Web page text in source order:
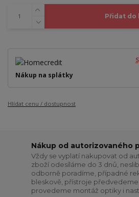
Přidat do
Nákup na splátky
Hlídat cenu / dostupnost
Nákup od autorizovaného
Vždy se vyplatí nakupovat od
zboží odesíláme do 3 dnů,
odborně poradíme, případné
bleskově, přístroje předvedeme
provedeme montáž optiky i